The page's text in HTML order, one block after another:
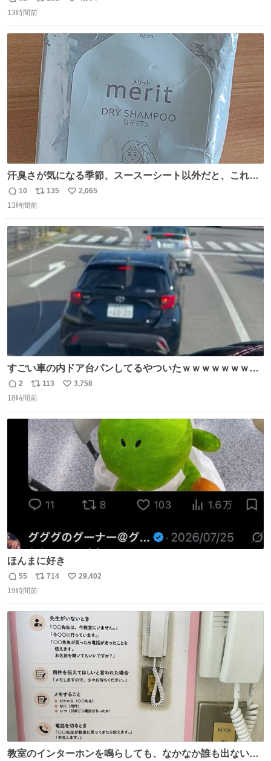
返
信
リ
ポ
ト
数
い
数
13時間前
汗臭さが気になる季節、スースーシート以外だと、これが
とにかくスッキリする。2年くらい前に #生活は踊る で紹
介したやつ。おじさんにもおばさんにもオススメだ。ドラ
汗拭きシートみたいなもの。耳裏襟足首筋がんがん拭いて
汗臭不安を解消。
返
信
10
リ
ポ
ト
数
135
い
数
2,065
13時間前
すごい車の内ドア台パンしてるやついたｗｗｗｗｗｗｗｗ
ｗｗｗｗｗｗ
返
信
2
リ
ポ
ト
数
113
い
数
3,758
18時間前
ほんまに好き
返
信
55
リ
ポ
ト
数
714
い
数
29,402
19時間前
教室のインターホンを鳴らしても、なかなか誰も出ないこ